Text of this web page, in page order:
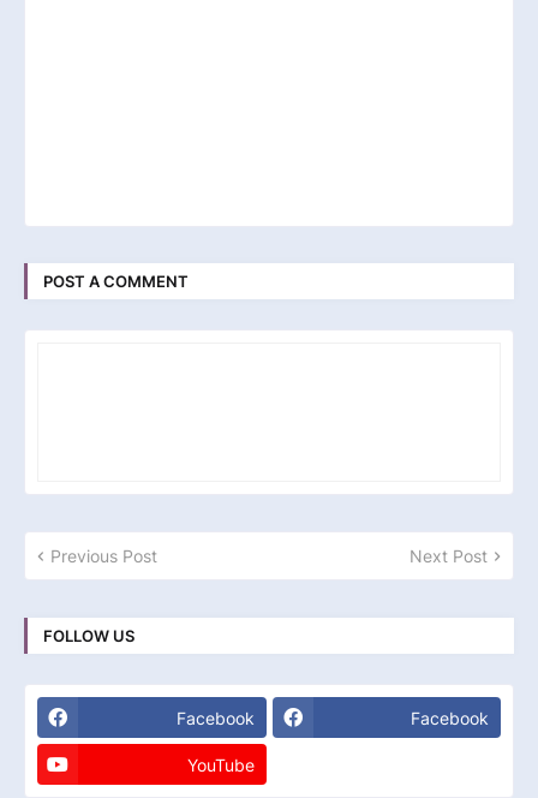
POST A COMMENT
Previous Post Next Post
FOLLOW US
Facebook Facebook
YouTube